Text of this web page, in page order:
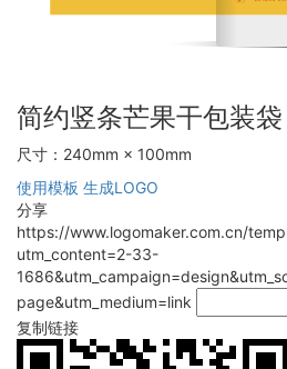
简约竖条芒果干包装袋
尺寸：240mm × 100mm
使用模板 生成LOGO
分享
https://www.logomaker.com.cn/
utm_content=2-33-
page&utm_medium=link
复制链接